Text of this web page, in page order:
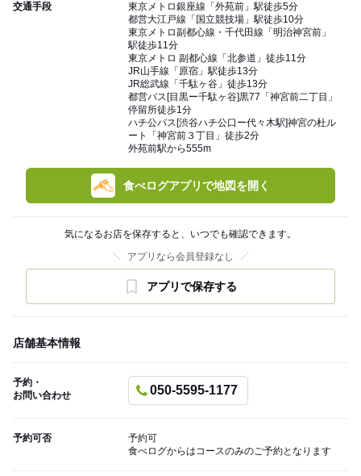
交通手段
東京メトロ銀座線「外苑前」駅徒歩5分
都営大江戸線「国立競技場」駅徒歩10分
東京メトロ副都心線・千代田線「明治神宮前」
駅徒歩11分
東京メトロ 副都心線「北参道」徒歩11分
JR山手線「原宿」駅徒歩13分
JR総武線「千駄ヶ谷」徒歩13分
都営バス[目黒ー千駄ヶ谷]黒77「神宮前二丁目」
停留所徒歩1分
ハチ公バス[渋谷ハチ公口ー代々木駅]神宮の杜ル
ート「神宮前３丁目」徒歩2分
外苑前駅から555m
食べログアプリで地図を開く
気になるお店を保存すると、いつでも確認できます。
アプリなら会員登録なし
アプリで保存する
店舗基本情報
予約・
お問い合わせ
050-5595-1177
予約可否
予約可
食べログからはコースのみのご予約となります